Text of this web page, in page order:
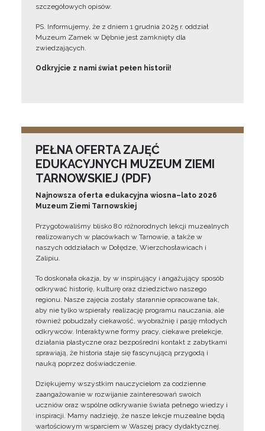
szczegółowych opisów.
PS. Informujemy, że z dniem 1 grudnia 2025 r. oddział
Muzeum Zamek w Dębnie jest zamknięty dla
zwiedzających.
Odkryjcie z nami świat pełen historii!
PEŁNA OFERTA ZAJĘĆ
EDUKACYJNYCH MUZEUM ZIEMI
TARNOWSKIEJ (PDF)
Najnowsza oferta edukacyjna wiosna–lato 2026
Muzeum Ziemi Tarnowskiej
Przygotowaliśmy blisko 80 różnorodnych lekcji muzealnych
realizowanych w placówkach w Tarnowie, a także w
naszych oddziałach w Dołędze, Wierzchosławicach i
Zalipiu.
To doskonała okazja, by w inspirujący i angażujący sposób
odkrywać historię, kulturę oraz dziedzictwo naszego
regionu. Nasze zajęcia zostały starannie opracowane tak,
aby nie tylko wspierały realizację programu nauczania, ale
również pobudzały ciekawość, wyobraźnię i pasję młodych
odkrywców. Interaktywne formy pracy, ciekawe prelekcje,
działania plastyczne oraz bezpośredni kontakt z zabytkami
sprawiają, że historia staje się fascynującą przygodą i
nauką poprzez doświadczenie.
Dziękujemy wszystkim nauczycielom za codzienne
zaangażowanie w rozwijanie zainteresowań swoich
uczniów oraz wspólne odkrywanie świata pełnego wiedzy i
inspiracji. Mamy nadzieję, że nasze lekcje muzealne będą
wartościowym wsparciem w Waszej pracy dydaktycznej.